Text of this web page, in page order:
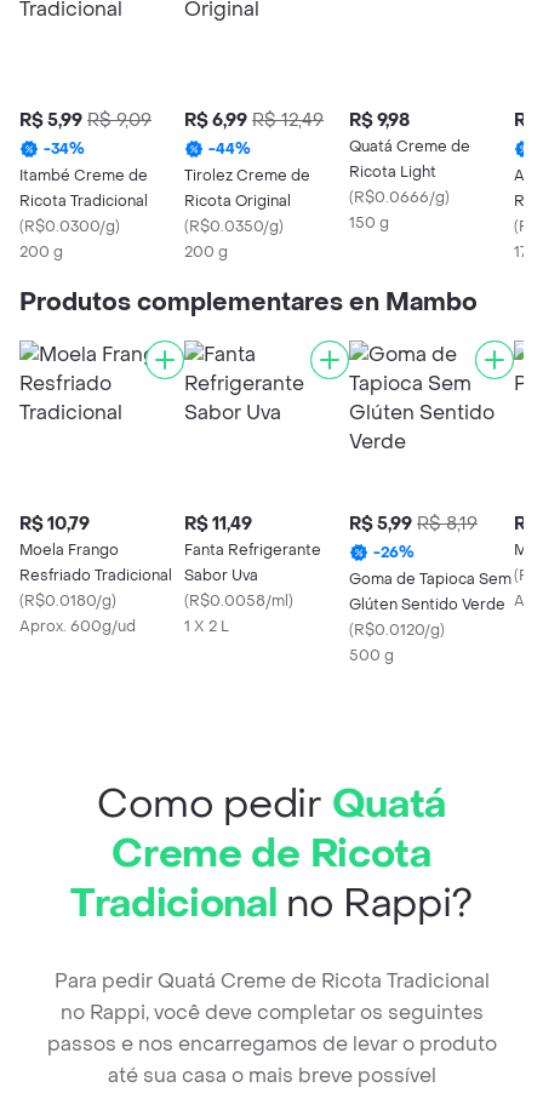
R$ 5,99 R$ 9,09
-34%
Itambé Creme de
Ricota Tradicional
(R$0.0300/g)
200 g
R$ 6,99 R$ 12,49
-44%
Tirolez Creme de
Ricota Original
(R$0.0350/g)
200 g
R$ 9,98
Quatá Creme de
Ricota Light
(R$0.0666/g)
150 g
R$
(
170
Produtos complementares en Mambo
R$ 10,79
Moela Frango
Resfriado Tradicional
(R$0.0180/g)
Aprox. 600g/ud
R$ 11,49
Fanta Refrigerante
Sabor Uva
(R$0.0058/ml)
1 X 2 L
R$ 5,99 R$ 8,19
-26%
Goma de Tapioca Sem
Glúten Sentido Verde
(R$0.0120/g)
500 g
R$
(
Como pedir Quatá
Creme de Ricota
Tradicional no Rappi?
Para pedir Quatá Creme de Ricota Tradicional
no Rappi, você deve completar os seguintes
passos e nos encarregamos de levar o produto
até sua casa o mais breve possível